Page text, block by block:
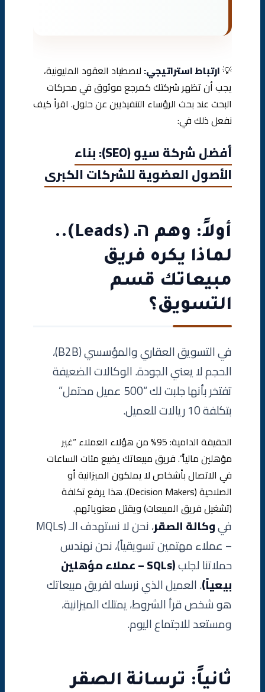
💡ارتباط استراتيجي: لاصطياد العقود المليونية،
يجب أن تظهر شركتك كمرجع موثوق في محركات
البحث عند بحث الرؤساء التنفيذيين عن حلول. اقرأ كيف
نفعل ذلك في:
أفضل شركة سيو (SEO): بناء
الأصول العضوية للشركات الكبرى
أولاً: وهم הـ (Leads)..
لماذا يكره فريق
مبيعاتك قسم
التسويق؟
في التسويق العقاري والمؤسسي (B2B)،
الحجم لا يعني الجودة. الوكالات الضعيفة
تفتخر بأنها جلبت لك “500 عميل محتمل”
بتكلفة 10 ريالات للعميل.
الحقيقة الدامية: 95% من هؤلاء العملاء “غير
مؤهلين مالياً”. فريق مبيعاتك يضيع مئات الساعات
في الاتصال بأشخاص لا يملكون الميزانية أو
الصلاحية (Decision Makers). هذا يرفع تكلفة
(تشغيل فريق المبيعات) ويقتل معنوياتهم.
فيوكالة الصقر
، نحن لا نستهدف الـ (MQLs
– عملاء مهتمين تسويقياً)، نحن نهندس
حملاتنا لجلب
(SQLs – عملاء مؤهلين
بيعياً). العميل الذي نرسله لفريق مبيعاتك
هو شخص قرأ الشروط، يمتلك الميزانية،
ومستعد للاجتماع اليوم.
ثانياً: ترسانة الصقر